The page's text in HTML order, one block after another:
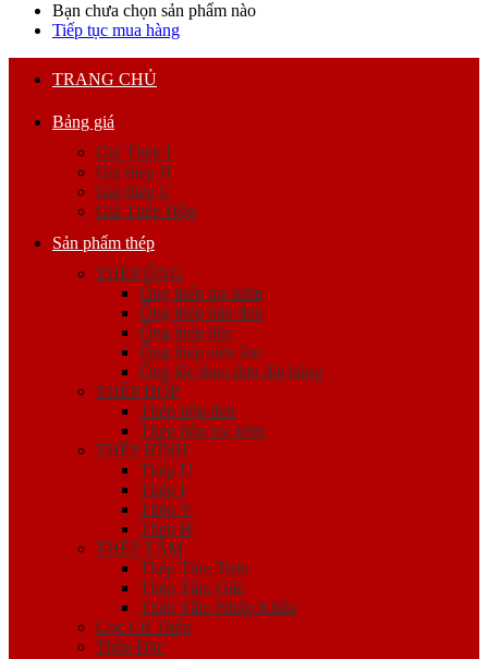
Bạn chưa chọn sản phẩm nào
Tiếp tục mua hàng
TRANG CHỦ
Bảng giá
Giá Thép I
Giá thép H
Giá thép U
Giá Thép Hộp
Sản phẩm thép
THÉP ỐNG
Ống thép mạ kẽm
Ống thép hàn đen
Ống thép đúc
Ống thép siêu âm
Ống lốc theo đơn đặt hàng
THÉP HỘP
Thép hộp đen
Thép hộp mạ kẽm
THÉP HÌNH
Thép U
Thép I
Thép V
Thép H
THÉP TẤM
Thép Tấm Trơn
Thép Tấm Gân
Thép Tấm Nhập Khẩu
Cọc Cừ Thép
Thép Đặc